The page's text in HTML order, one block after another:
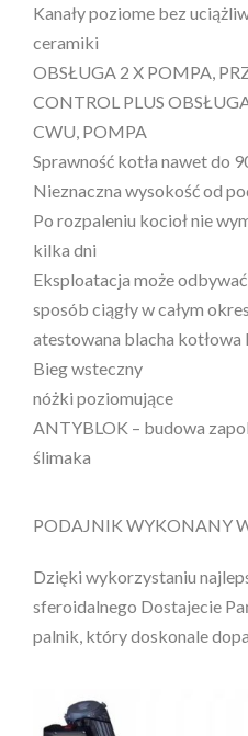
Kanały poziome bez
ceramiki
OBSŁUGA 2 X POMPA,
CONTROL PLUS
CWU, POMPA
Sprawność kotła nawet do
Nieznaczna wysokość od
Po rozpaleniu kocioł nie
kilka dni
Eksploatacja może
sposób ciągły w całym
atestowana blacha
Bieg wsteczny
nóżki poziomujące
ANTYBLOK – budowa
ślimaka
PODAJNIK WYKONANY
Dzięki wykorzystaniu
sferoidalnego Dostajecie
palnik, który doskonale